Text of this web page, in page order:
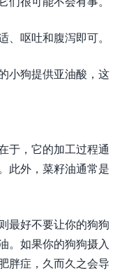
呕吐和腹泻即可。
小狗提供亚油酸，这
于，它的加工过程通
此外，菜籽油通常是
最好不要让你的狗狗
。如果你的狗狗摄入
胖症，久而久之会导